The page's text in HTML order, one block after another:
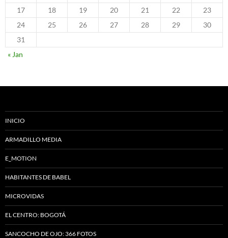
17
18 19 20 21 22
23
24
25 26 27 28 29
30
31
« Jan
INICIO
ARMADILLO MEDIA
E_MOTION
HABITANTES DE BABEL
MICROVIDAS
EL CENTRO: BOGOTÁ
SANCOCHO DE OJO: 366 FOTOS